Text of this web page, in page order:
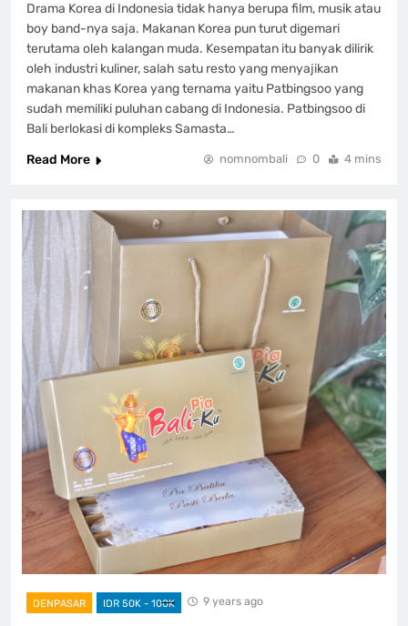
Drama Korea di Indonesia tidak hanya berupa film, musik atau
boy band-nya saja. Makanan Korea pun turut digemari
terutama oleh kalangan muda. Kesempatan itu banyak dilirik
oleh industri kuliner, salah satu resto yang menyajikan
makanan khas Korea yang ternama yaitu Patbingsoo yang
sudah memiliki puluhan cabang di Indonesia. Patbingsoo di
Bali berlokasi di kompleks Samasta…
Read More
nomnombali 0 4 mins
DENPASAR IDR 50K - 100K 9 years ago